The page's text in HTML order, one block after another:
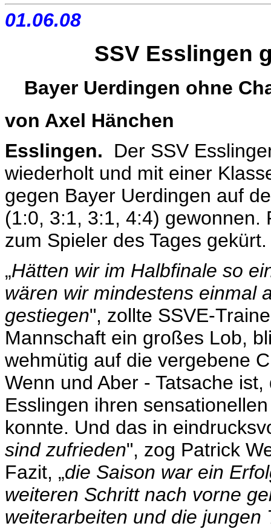
01.06.08
SSV Esslingen
Bayer Uerdingen ohne
von Axel Hänchen
Esslingen. Der SSV
wiederholt und mit einer
gegen Bayer Uerdingen auf
(1:0, 3:1, 3:1, 4:4)
zum Spieler des Tages gekürt.
„Hätten wir im Halbfinale so
wären wir mindestens einmal
gestiegen", zollte SSVE-
Mannschaft ein großes Lob,
wehmütig auf die vergebene
Wenn und Aber - Tatsache
Esslingen ihren
konnte. Und das in
sind zufrieden", zog Patrick
Fazit, „die Saison war ein
weiteren Schritt nach vorne
weiterarbeiten und die jungen